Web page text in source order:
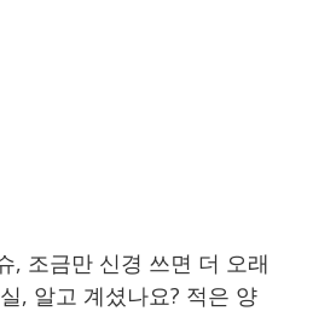
, 조금만 신경 쓰면 더 오래
, 알고 계셨나요? 적은 양